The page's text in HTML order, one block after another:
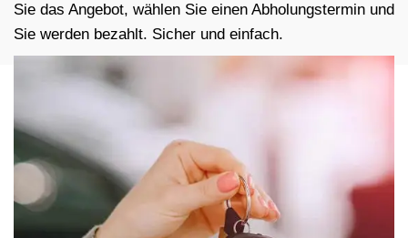
Sie das Angebot, wählen Sie einen Abholungstermin und
Sie werden bezahlt. Sicher und einfach.